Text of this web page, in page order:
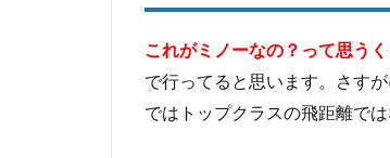
これがミノーなの？って思う
で行ってると思います。さす
ではトップクラスの飛距離では